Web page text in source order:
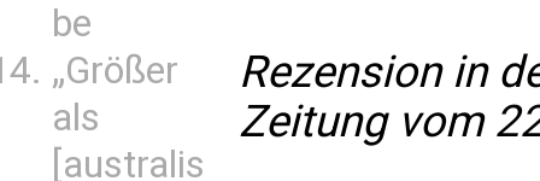
be
„Größer
als
[australis
Rezension in
Zeitung vom